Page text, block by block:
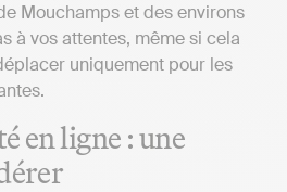
Mouchamps et des environs
à vos attentes, même si cela
uniquement pour les
en ligne : une